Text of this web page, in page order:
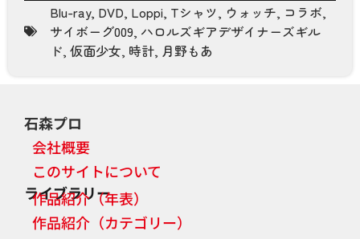
Blu-ray, DVD, Loppi, Tシャツ, ウォッチ, コラボ,
サイボーグ009, ハロルズギアデザイナーズギル
ド, 仮面少女, 時計, 月野もあ
石森プロ
会社概要
このサイトについて
ライブラリー
作品紹介（年表）
作品紹介（カテゴリー）